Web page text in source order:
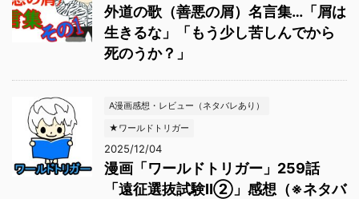
外道の歌（善悪の屑）名言集…「屑は
生きるな」「もう少し苦しんでから
死のうか？」
A漫画感想・レビュー（ネタバレあり）
★ワールドトリガー
2025/12/04
漫画「ワールドトリガー」259話
「遠征選抜試験Ⅱ②」感想（※ネタバ